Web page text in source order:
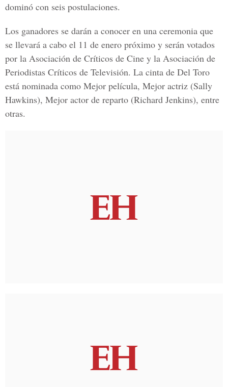
dominó con seis postulaciones.
Los ganadores se darán a conocer en una ceremonia que
se llevará a cabo el 11 de enero próximo y serán votados
por la Asociación de Críticos de Cine y la Asociación de
Periodistas Críticos de Televisión. La cinta de Del Toro
está nominada como Mejor película, Mejor actriz (Sally
Hawkins), Mejor actor de reparto (Richard Jenkins), entre
otras.